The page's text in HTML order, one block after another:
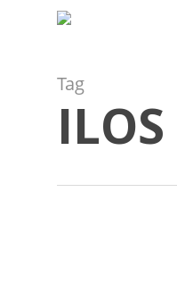
Tag
ILOS